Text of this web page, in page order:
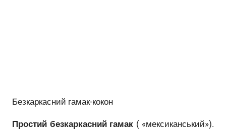
Безкаркасний гамак-кокон
Простий безкаркасний гамак ( «мексиканський»).